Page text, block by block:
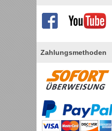
Zahlungsmethoden